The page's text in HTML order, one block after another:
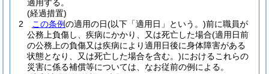
適用する。
(経過措置)
2
この条例の適用の日(以下「適用日」という。)前に職員が
公務上負傷し、疾病にかかり、又は死亡した場合(適用日前
の公務上の負傷又は疾病により適用日後に身体障害がある
状態となり、又は死亡した場合を含む。)におけるこれらの
災害に係る補償等については、なお従前の例による。